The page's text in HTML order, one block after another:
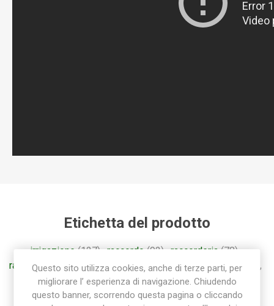
Etichetta del prodotto
irrigazione (127), raccordo (92), raccorderia (78),
raccorderia rapida (55) , raccordi (57), raccorderia sab (85)
,
raccordo a gomito (28), gomito (26)
Questo sito utilizza cookies, anche di terze parti, per
migliorare l’ esperienza di navigazione. Chiudendo
questo banner, scorrendo questa pagina o cliccando